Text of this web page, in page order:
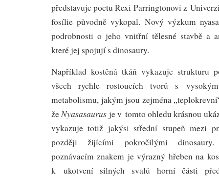
představuje poctu Rexi Parringtonovi z
fosílie původně vykopal. Nový výzkum
podrobnosti o jeho vnitřní tělesné stavbě a
které jej spojují s dinosaury.
Například kostěná tkáň vykazuje strukturu
všech rychle rostoucích tvorů s
metabolismu, jakým jsou zejména
žeNyasasaurus je v tomto ohledu krásnou
vykazuje totiž jakýsi střední stupeň mezi
později žijícími pokročilými
poznávacím znakem je výrazný hřeben na
k ukotvení silných svalů horní části